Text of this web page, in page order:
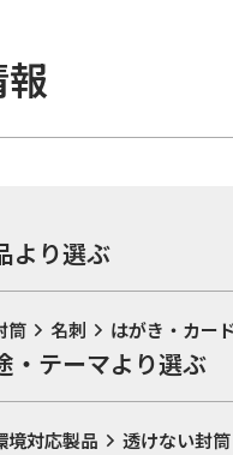
より選ぶ
筒 名刺 はがき・カード
・テーマより選ぶ
境対応製品 透けない封筒